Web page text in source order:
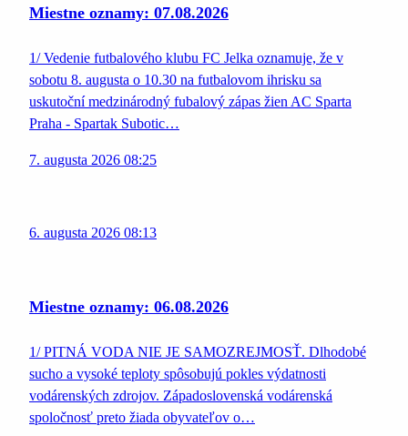
Miestne oznamy: 07.08.2026
1/ Vedenie futbalového klubu FC Jelka oznamuje, že v
sobotu 8. augusta o 10.30 na futbalovom ihrisku sa
uskutoční medzinárodný fubalový zápas žien AC Sparta
Praha - Spartak Subotic…
7. augusta 2026 08:25
6. augusta 2026 08:13
Miestne oznamy: 06.08.2026
1/ PITNÁ VODA NIE JE SAMOZREJMOSŤ. Dlhodobé
sucho a vysoké teploty spôsobujú pokles výdatnosti
vodárenských zdrojov. Západoslovenská vodárenská
spoločnosť preto žiada obyvateľov o…